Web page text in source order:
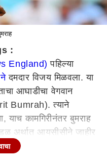
:
England) पहिल्या
दमदार विजय मिळवला. या
आघाडीचा वेगवान
Bumrah). त्याने
याच कामगिरीनंतर बुमराह
अर्थात आयसीसीने जाहीर
अव्वल स्थानी